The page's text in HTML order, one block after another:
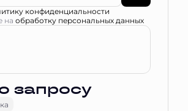
конфиденциальности
на обработку персональных данных
запросу